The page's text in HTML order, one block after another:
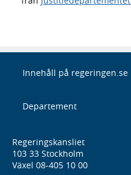
Innehåll på regeringen.se
Departement
Regeringskansliet
103 33 Stockholm
Växel 08-405 10 00